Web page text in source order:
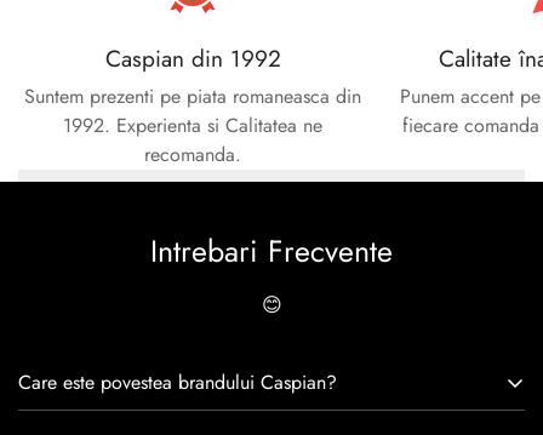
Caspian din 1992
Suntem prezenti pe piata romaneasca din
1992. Experienta si Calitatea ne
recomanda.
Calitate
Punem accent
fiecare
Intrebari Frecvente
😊
Care este povestea brandului Caspian?